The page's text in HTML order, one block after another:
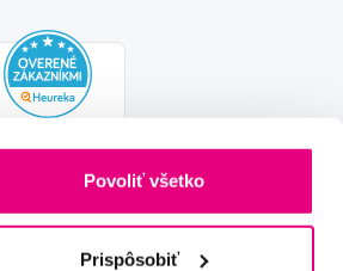
Povoliť všetko
Prispôsobiť